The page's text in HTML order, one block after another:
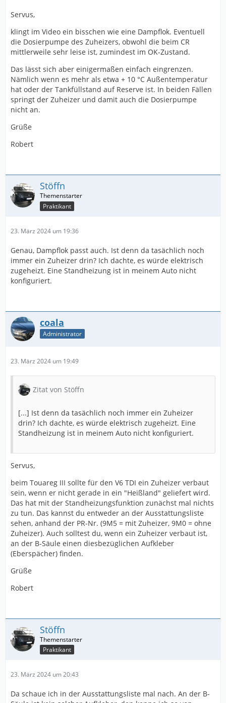
Servus,
klingt im Video ein bisschen wie eine Dampflok. Eventuell
die Dosierpumpe des Zuheizers, obwohl die beim CR
mittlerweile sehr leise ist, zumindest im OK-Zustand.
Das lässt sich aber einigermaßen einfach eingrenzen.
Nämlich wenn es mehr als etwa + 10 °C Außentemperatur
hat oder der Tankfüllstand auf Reserve ist. In beiden Fällen
springt der Zuheizer und damit auch die Dosierpumpe
nicht an.
Grüße
Robert
Stöffn
Praktikant
23. März 2024 um 19:36
Genau, Dampflok passt auch. Ist denn da tasächlich noch
immer ein Zuheizer drin? Ich dachte, es würde elektrisch
zugeheizt. Eine Standheizung ist in meinem Auto nicht
konfiguriert.
coala
Administrator
23. März 2024 um 19:49
Zitat von Stöffn
[...] Ist denn da tasächlich noch immer ein Zuheizer
drin? Ich dachte, es würde elektrisch zugeheizt. Eine
Standheizung ist in meinem Auto nicht konfiguriert.
Servus,
beim Touareg III sollte für den V6 TDI ein Zuheizer verbaut
sein, wenn er nicht gerade in ein "Heißland" geliefert wird.
Das hat mit der Standheizungsfunktion zunächst mal nichts
zu tun. Das kannst du entweder an der Ausstattungsliste
sehen, anhand der PR-Nr. (9M5 = mit Zuheizer, 9M0 = ohne
Zuheizer). Auch solltest du, wenn ein Zuheizer verbaut ist,
an der B-Säule einen diesbezüglichen Aufkleber
(Eberspächer) finden.
Grüße
Robert
Stöffn
Praktikant
23. März 2024 um 20:43
Da schaue ich in der Ausstattungsliste mal nach. An der B-